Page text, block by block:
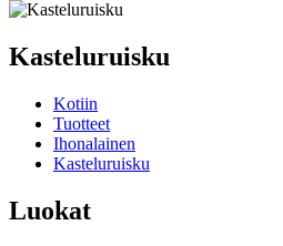
Kasteluruisku
Kotiin
Tuotteet
Ihonalainen
Kasteluruisku
Luokat